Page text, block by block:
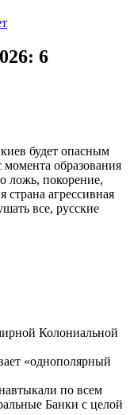
: 6
будет опасным
момента образования
ложь, покорение,
страна агрессивная
все, русские
Колониальной
«однополярный
по всем
Банки с целой